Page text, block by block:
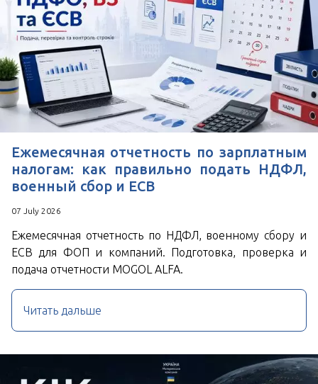
Ежемесячная отчетность по зарплатным
налогам: как правильно подать НДФЛ,
военный сбор и ЕСВ
07 July 2026
Ежемесячная отчетность по НДФЛ, военному сбору и
ЕСВ для ФОП и компаний. Подготовка, проверка и
подача отчетности MOGOL ALFA.
Читать дальше